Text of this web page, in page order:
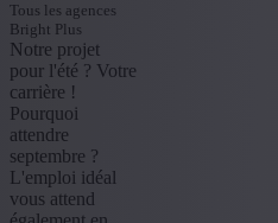
Tous les agences
Bright Plus
Notre projet
pour l'été ? Votre
carrière !
Pourquoi
attendre
septembre ?
L'emploi idéal
vous attend